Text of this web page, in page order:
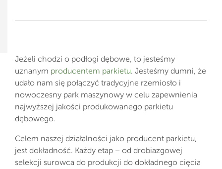
Jeżeli chodzi o podłogi dębowe, to jesteśmy
uznanym producentem parkietu. Jesteśmy dumni, że
udało nam się połączyć tradycyjne rzemiosło i
nowoczesny park maszynowy w celu zapewnienia
najwyższej jakości produkowanego parkietu
dębowego.
Celem naszej działalności jako producent parkietu,
jest dokładność. Każdy etap – od drobiazgowej
selekcji surowca do produkcji do dokładnego cięcia